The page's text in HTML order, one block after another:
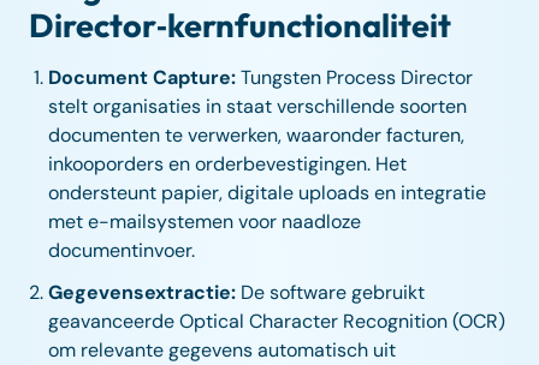
Director‑kernfunctionaliteit
Document Capture:Tungsten Process Director
stelt organisaties in staat verschillende soorten
documenten te verwerken, waaronder facturen,
inkooporders en orderbevestigingen. Het
ondersteunt papier, digitale uploads en integratie
met e-mailsystemen voor naadloze
documentinvoer.
Gegevensextractie: De software gebruikt
geavanceerde Optical Character Recognition (OCR)
om relevante gegevens automatisch uit